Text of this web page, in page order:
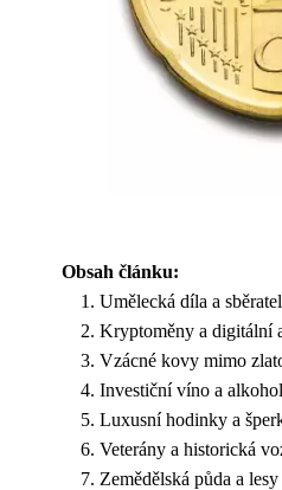
Obsah článku:
Umělecká díla a
Kryptoměny a digitální
Vzácné kovy mimo
Investiční víno a alkohol
Luxusní hodinky a
Veterány a historická
Zemědělská půda a lesy